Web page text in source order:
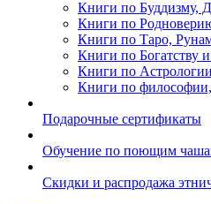
Книги по Буддизму,
Книги по
Книги по Таро,
Книги по Богатству
Книги по
Книги по
Подарочные сертификаты
Обучение по поющим
Скидки и распродажа